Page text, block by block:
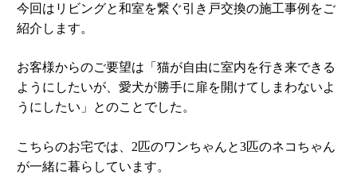
今回はリビングと和室を繋ぐ引き戸交換の施工事例をご
紹介します。
お客様からのご要望は「猫が自由に室内を行き来できる
ようにしたいが、愛犬が勝手に扉を開けてしまわないよ
うにしたい」とのことでした。
こちらのお宅では、2匹のワンちゃんと3匹のネコちゃん
が一緒に暮らしています。